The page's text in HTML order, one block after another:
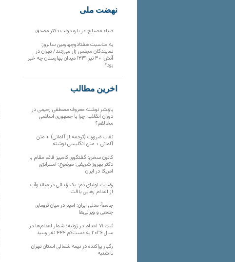
نهضت ملی
ضیاء مصباح: در باره دولت دکتر مصدق
به مناسبت هفتادوچهارمین سالروز:
نمایندگان مجلس زار می‌زدند/ تهران در
آتش؛ ۳۰ تیر ۱۳۳۱ میدان بهارستان چه خبر
بود؟
آخرین مطالب
بازنشر نوشته معروف مصطفی رحیمی در
دوران انقلاب: چرا با جمهوری اسلامی
مخالفم؟
نقاب ضرورت (ترجمه از آلمانی) + متن
آلمانی + متن انگلیسی نوشته
کانون سخن: گفتگوی کامبیز قائم مقام با
دکتر بهروز شریفی؛ موضوع: استراتژی
امریکا در ایران
رضایت اولیای دم؛ یک زندانی در میاندوآب
از اعدام رهایی یافت
جامعهٔ مدنی ایران: امید در میان ترومای
جمعی و ویرانی‌ها
ثبت ۷۱ اعدام در ژوئیه؛ شمار اعدام‌ها در
سال ۲۰۲۶ به دست‌کم ۴۴۴ نفر رسید
رگبار پراکنده در نیمه شمالی استان تهران
تا شنبه